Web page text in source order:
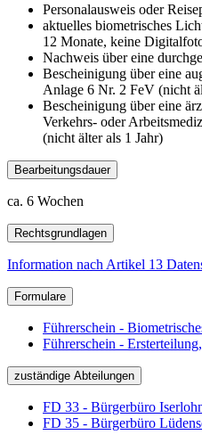
Personalausweis oder
aktuelles biometrisches
12 Monate, keine
Nachweis über eine
Bescheinigung über eine
Anlage 6 Nr. 2 FeV (nicht
Bescheinigung über eine
Verkehrs- oder
(nicht älter als 1 Jahr)
Bearbeitungsdauer
ca. 6 Wochen
Rechtsgrundlagen
Information nach Artikel 13
Formulare
Führerschein -
Führerschein -
zuständige Abteilungen
FD 33 - Bürgerbüro
FD 35 - Bürgerbüro